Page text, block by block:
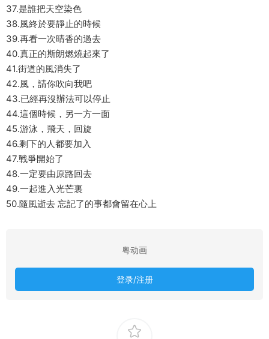
37.是誰把天空染色
38.風終於要靜止的時候
39.再看一次晴香的過去
40.真正的斯朗燃燒起來了
41.街道的風消失了
42.風，請你吹向我吧
43.已經再沒辦法可以停止
44.這個時候，另一方一面
45.游泳，飛天，回旋
46.剩下的人都要加入
47.戰爭開始了
48.一定要由原路回去
49.一起進入光芒裏
50.隨風逝去 忘記了的事都會留在心上
粤动画
登录/注册